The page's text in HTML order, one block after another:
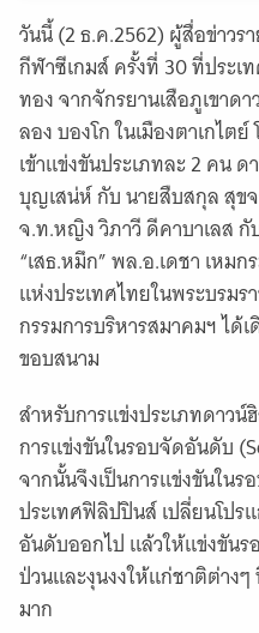
วันนี้ (2 ธ.ค.2562) ผู้สื่อข่าวร
กีฬาซีเกมส์ ครั้งที่ 30 ที่ประ
ทอง จากจักรยานเสือภูเขา
ลอง บองโก ในเมืองตาเกไ
เข้าแข่งขันประเภทละ 2 คน
บุญเสน่ห์ กับ นายสืบสกุล สุข
จ.ท.หญิง วิภาวี ดีคาบาเลส
“เสธ.หมึก” พล.อ.เดชา เหม
แห่งประเทศไทยในพระบร
กรรมการบริหารสมาคมฯ ได้
ขอบสนาม
สำหรับการแข่งประเภทดาว
การแข่งขันในรอบจัดอันดับ
จากนั้นจึงเป็นการแข่งขันในร
ประเทศฟิลิปปินส์ เปลี่ยนโป
อันดับออกไป แล้วให้แข่งขัน
ป่วนและงุนงงให้แก่ชาติต่างๆ
มาก